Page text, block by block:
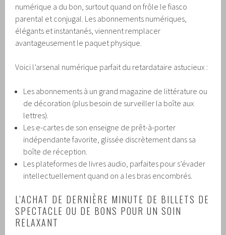
numérique a du bon, surtout quand on frôle le fiasco
parental et conjugal. Les abonnements numériques,
élégants et instantanés, viennent remplacer
avantageusement le paquet physique.
Voici l’arsenal numérique parfait du retardataire astucieux :
Les abonnements à un grand magazine de littérature ou
de décoration (plus besoin de surveiller la boîte aux
lettres).
Les e-cartes de son enseigne de prêt-à-porter
indépendante favorite, glissée discrètement dans sa
boîte de réception.
Les plateformes de livres audio, parfaites pour s’évader
intellectuellement quand on a les bras encombrés.
L’ACHAT DE DERNIÈRE MINUTE DE BILLETS DE
SPECTACLE OU DE BONS POUR UN SOIN
RELAXANT